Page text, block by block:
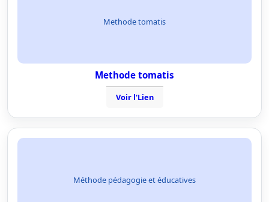
Methode tomatis
Methode tomatis
Voir l'Lien
Méthode pédagogie et éducatives